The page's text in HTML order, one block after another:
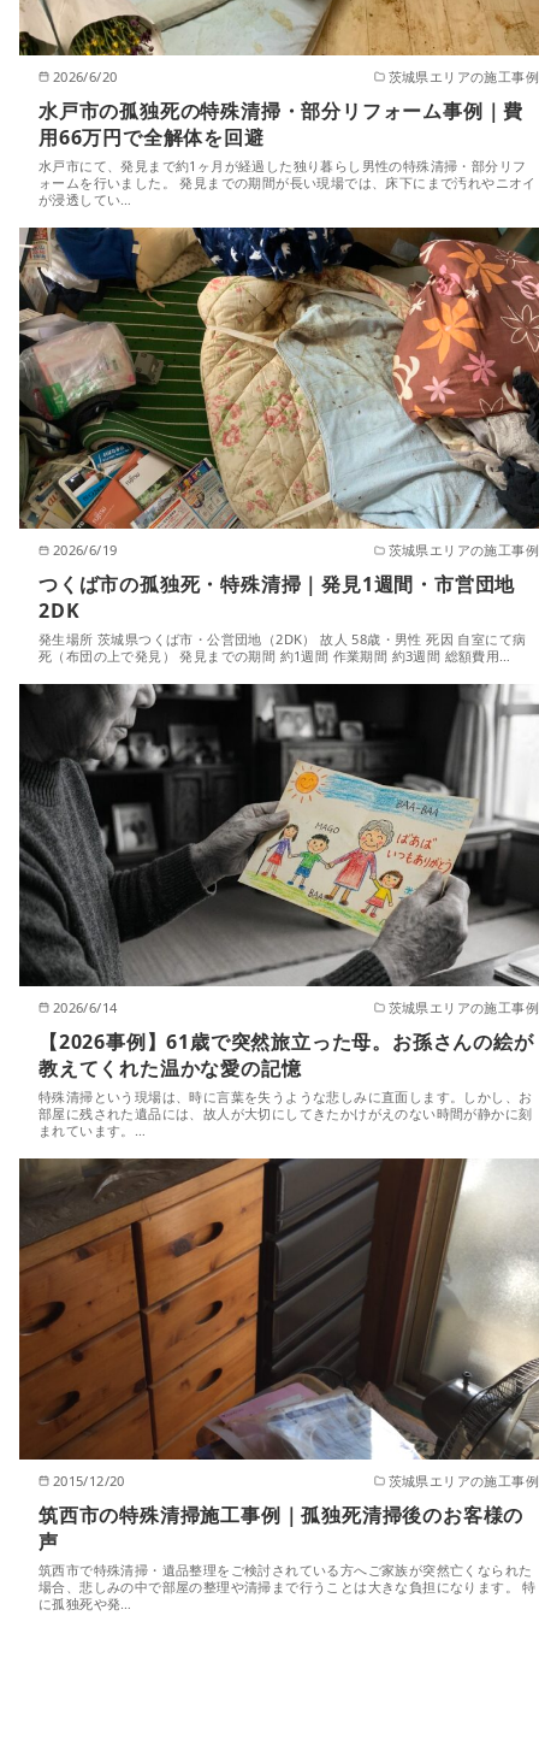
2026/6/20 茨城県エリアの施工事例
水戸市の孤独死の特殊清掃・部分リフォーム事例｜費
用66万円で全解体を回避
水戸市にて、発見まで約1ヶ月が経過した独り暮らし男性の特殊清掃・部分リフ
ォームを行いました。 発見までの期間が長い現場では、床下にまで汚れやニオイ
が浸透してい…
2026/6/19 茨城県エリアの施工事例
つくば市の孤独死・特殊清掃｜発見1週間・市営団地
2DK
発生場所 茨城県つくば市・公営団地（2DK） 故人 58歳・男性 死因 自室にて病
死（布団の上で発見） 発見までの期間 約1週間 作業期間 約3週間 総額費用…
2026/6/14 茨城県エリアの施工事例
【2026事例】61歳で突然旅立った母。お孫さんの絵が
教えてくれた温かな愛の記憶
特殊清掃という現場は、時に言葉を失うような悲しみに直面します。しかし、お
部屋に残された遺品には、故人が大切にしてきたかけがえのない時間が静かに刻
まれています。…
2015/12/20 茨城県エリアの施工事例
筑西市の特殊清掃施工事例｜孤独死清掃後のお客様の
声
筑西市で特殊清掃・遺品整理をご検討されている方へご家族が突然亡くなられた
場合、悲しみの中で部屋の整理や清掃まで行うことは大きな負担になります。 特
に孤独死や発…